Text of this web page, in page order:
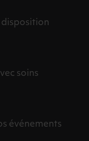
disposition
soins
événements